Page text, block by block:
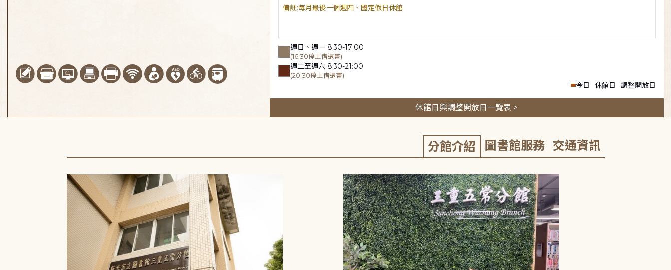
每月最後一個週四、國定假日休館
週日、週一 8:30-17:00
(16:30停止借還書)
週二至週六 8:30-21:00
(20:30停止借還書)
今日 休館日 調整開放日
休館日與調整開放日一覽表 >
分館介紹 圖書館服務 交通資訊